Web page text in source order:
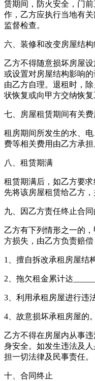
赁期间，防火安全，门
作，乙方应执行当地有
监督检查。
六、装修和改变房屋结构
乙方不得随意损坏房屋
或设置对房屋结构影响
由乙方自理。退租时，
状恢复或向甲方交纳恢复
七、房屋租赁期间有关费
租房期间所发生的水、
费等相关费用由乙方承担
八、租赁期满
租赁期满后，如乙方要
先将该房屋租赁给乙方，
九、因乙方责任终止合
乙方有下列情形之一的
方损失，由乙方负责赔偿
1、擅自拆改承租房屋结
2、拖欠租金累计达
3、利用承租房屋进行违
4、故意损坏承租房屋的。
乙方不得在房屋内从事
身安全。如发生违法及
担一切法律及民事责任。
十、合同终止